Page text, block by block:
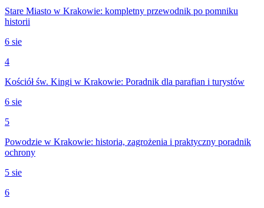
Stare Miasto w Krakowie: kompletny przewodnik po pomniku
historii
6 sie
4
Kościół św. Kingi w Krakowie: Poradnik dla parafian i turystów
6 sie
5
Powodzie w Krakowie: historia, zagrożenia i praktyczny poradnik
ochrony
5 sie
6